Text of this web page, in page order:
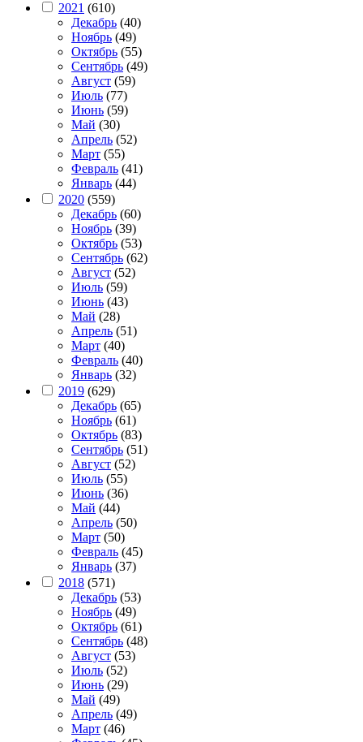
2021 (610)
Декабрь (40)
Ноябрь (49)
Октябрь (55)
Сентябрь (49)
Август (59)
Июль (77)
Июнь (59)
Май (30)
Апрель (52)
Март (55)
Февраль (41)
Январь (44)
2020 (559)
Декабрь (60)
Ноябрь (39)
Октябрь (53)
Сентябрь (62)
Август (52)
Июль (59)
Июнь (43)
Май (28)
Апрель (51)
Март (40)
Февраль (40)
Январь (32)
2019 (629)
Декабрь (65)
Ноябрь (61)
Октябрь (83)
Сентябрь (51)
Август (52)
Июль (55)
Июнь (36)
Май (44)
Апрель (50)
Март (50)
Февраль (45)
Январь (37)
2018 (571)
Декабрь (53)
Ноябрь (49)
Октябрь (61)
Сентябрь (48)
Август (53)
Июль (52)
Июнь (29)
Май (49)
Апрель (49)
Март (46)